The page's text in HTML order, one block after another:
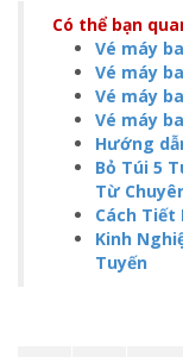
Có thể bạn
Vé máy
Vé máy
Vé máy
Vé máy
Hướng
Bỏ Túi 5
Từ
Cách Tiết
Kinh
Tuyến